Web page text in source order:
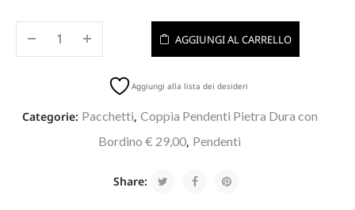
AGGIUNGI AL CARRELLO
Aggiungi alla lista dei desideri
Categorie: Pacchetti, Coppia Pendenti Pietra Dura con
Bordino € 29,00, Pendenti
Share: